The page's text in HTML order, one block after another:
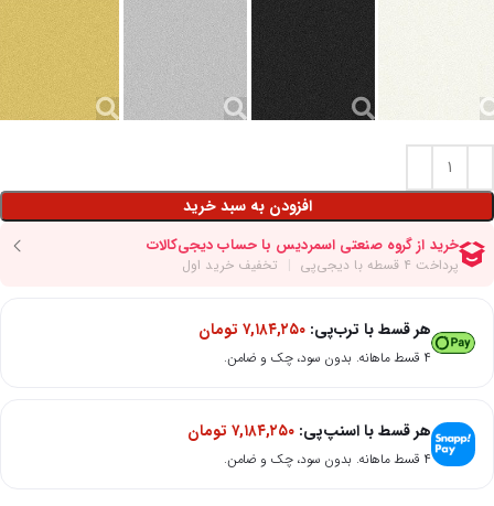
افزودن به سبد خرید
هر قسط با ترب‌پی: ۷,۱۸۴,۲۵۰ تومان
۴ قسط ماهانه. بدون سود، چک و ضامن.
هر قسط با اسنپ‌پی: ۷,۱۸۴,۲۵۰ تومان
۴ قسط ماهانه. بدون سود، چک و ضامن.